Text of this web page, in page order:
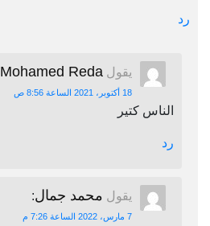
رد
يقول Mohamed Reda
18 أكتوبر، 2021 الساعة 8:56 ص
الناس كتير
رد
يقول محمد جمال:
7 مارس، 2022 الساعة 7:26 م